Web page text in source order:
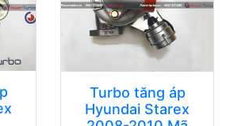
Turbo tăng áp
Hyundai Starex